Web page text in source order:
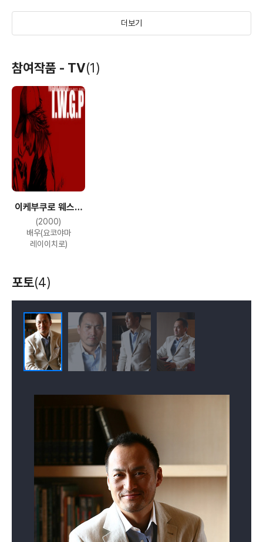
명탐정 피카츄
배우
후쿠시마 50
분노
(2016)
배우(마키 요헤이)
하야부사: 아득한
배우
상하이
배우(다나카 대좌)
인셉션
배우(사이토)
틴에이지 뱀파이어
(2009)
지지않는 태양
(2008)
내가 숨쉬는 공기
(2007)
더보기
참여작품 - TV(1)
이케부쿠로 웨스트
게이트 파크
(2000)
배우(요코야마
레이이치로)
포토(4)